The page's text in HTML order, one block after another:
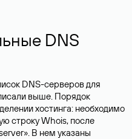
DNS
DNS-серверов для
выше. Порядок
хостинга: необходимо
строку Whois, после
В нем указаны